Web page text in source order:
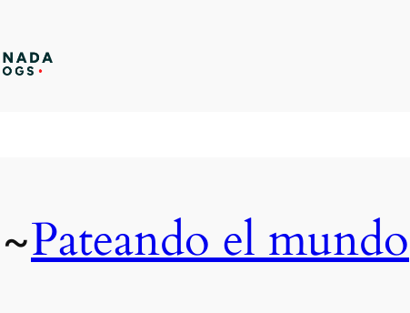
~Pateando el mundo